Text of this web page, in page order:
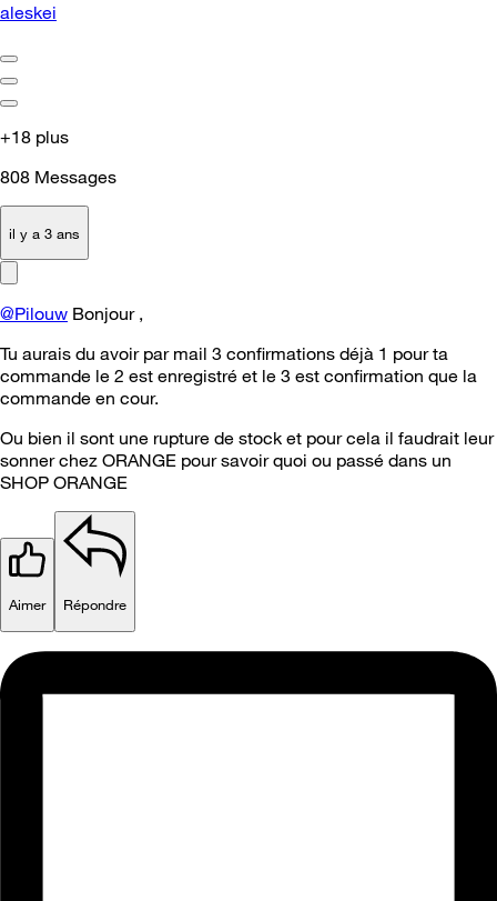
aleskei
+18 plus
808 Messages
il y a 3 ans
@Pilouw Bonjour ,
Tu aurais du avoir par mail 3 confirmations déjà 1 pour ta
commande le 2 est enregistré et le 3 est confirmation que la
commande en cour.
Ou bien il sont une rupture de stock et pour cela il faudrait leur
sonner chez ORANGE pour savoir quoi ou passé dans un
SHOP ORANGE
Aimer Répondre